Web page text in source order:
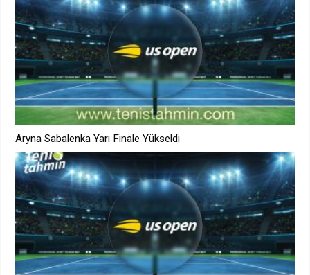
Aryna Sabalenka Yarı Finale Yükseldi